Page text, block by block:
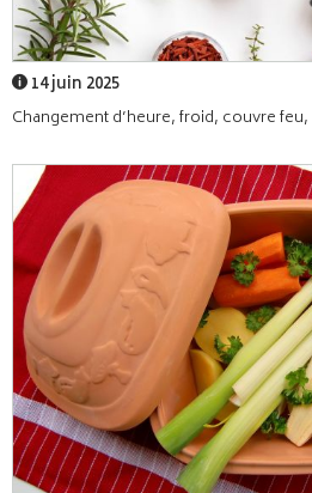
14 juin 2025
Changement d’heure, froid, couvre feu,